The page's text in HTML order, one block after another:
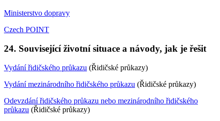
Ministerstvo dopravy
Czech POINT
24. Související životní situace a návody, jak je řešit
Vydání řidičského průkazu (Řidičské průkazy)
Vydání mezinárodního řidičského průkazu (Řidičské průkazy)
Odevzdání řidičského průkazu nebo mezinárodního řidičského
průkazu (Řidičské průkazy)